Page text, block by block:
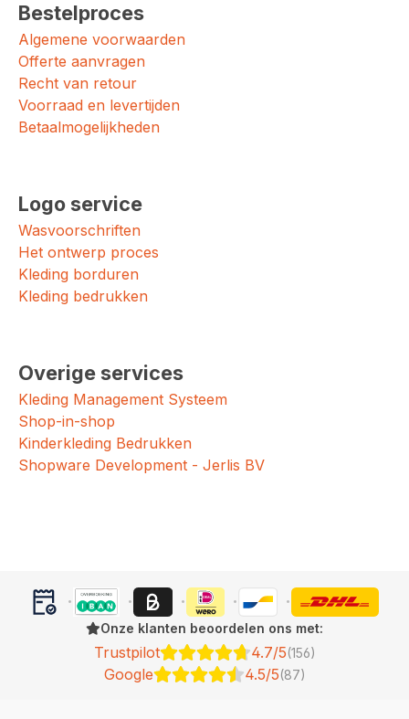
Bestelproces
Algemene voorwaarden
Offerte aanvragen
Recht van retour
Voorraad en levertijden
Betaalmogelijkheden
Logo service
Wasvoorschriften
Het ontwerp proces
Kleding borduren
Kleding bedrukken
Overige services
Kleding Management Systeem
Shop-in-shop
Kinderkleding Bedrukken
Shopware Development - Jerlis BV
Onze klanten beoordelen ons met:
Trustpilot 4.7/5(156)
Google 4.5/5(87)